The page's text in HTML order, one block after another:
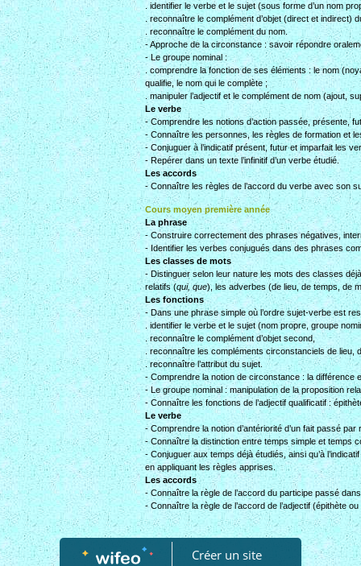
. identifier le verbe et le sujet (sous forme d’un nom
. reconnaître le complément d’objet (direct et indirect)
. reconnaître le complément du nom.
- Approche de la circonstance : savoir répondre
- Le groupe nominal :
. comprendre la fonction de ses éléments : le nom
qualifie, le nom qui le complète ;
. manipuler l’adjectif et le complément de nom (ajout,
Le verbe
- Comprendre les notions d’action passée, présente,
- Connaître les personnes, les règles de formation et
- Conjuguer à l’indicatif présent, futur et imparfait les
- Repérer dans un texte l’infinitif d’un verbe étudié.
Les accords
- Connaître les règles de l’accord du verbe avec son
Cours moyenpremière année
La phrase
- Construire correctement des phrases négatives,
- Identifier les verbes conjugués dans des phrases
Les classes de mots
- Distinguer selon leur nature les mots des classes
relatifs (qui, que), les adverbes (de lieu, de temps, de
Les fonctions
- Dans une phrase simple où l’ordre sujet-verbe est
. identifier le verbe et le sujet (nom propre, groupe
. reconnaître le complément d’objet second,
. reconnaître les compléments circonstanciels de lieu,
. reconnaître l’attribut du sujet.
- Comprendre la notion de circonstance : la différence
- Le groupe nominal : manipulation de la proposition
- Connaître les fonctions de l’adjectif qualificatif :
Le verbe
- Comprendre la notion d’antériorité d’un fait passé
- Connaître la distinction entre temps simple et temps
- Conjuguer aux temps déjà étudiés, ainsi qu’à
en appliquant les règles apprises.
Les accords
- Connaître la règle de l’accord du participe passé
- Connaître la règle de l’accord de l’adjectif (épithète
Créer un site